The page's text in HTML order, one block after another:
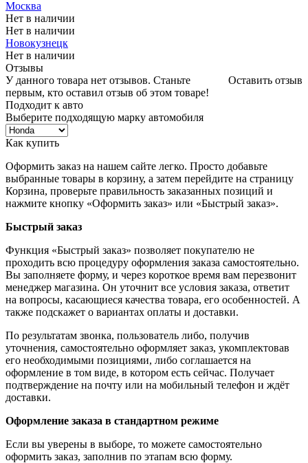
Москва
Нет в наличии
Нет в наличии
Новокузнецк
Нет в наличии
Отзывы
Оставить отзыв
У данного товара нет отзывов. Станьте
первым, кто оставил отзыв об этом товаре!
Подходит к авто
Выберите подходящую марку автомобиля
Как купить
Оформить заказ на нашем сайте легко. Просто добавьте
выбранные товары в корзину, а затем перейдите на страницу
Корзина, проверьте правильность заказанных позиций и
нажмите кнопку «Оформить заказ» или «Быстрый заказ».
Быстрый заказ
Функция «Быстрый заказ» позволяет покупателю не
проходить всю процедуру оформления заказа самостоятельно.
Вы заполняете форму, и через короткое время вам перезвонит
менеджер магазина. Он уточнит все условия заказа, ответит
на вопросы, касающиеся качества товара, его особенностей. А
также подскажет о вариантах оплаты и доставки.
По результатам звонка, пользователь либо, получив
уточнения, самостоятельно оформляет заказ, укомплектовав
его необходимыми позициями, либо соглашается на
оформление в том виде, в котором есть сейчас. Получает
подтверждение на почту или на мобильный телефон и ждёт
доставки.
Оформление заказа в стандартном режиме
Если вы уверены в выборе, то можете самостоятельно
оформить заказ, заполнив по этапам всю форму.